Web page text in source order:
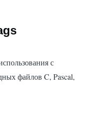
с
файлов C, Pascal,